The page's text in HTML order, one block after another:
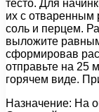
тесто. Для
их с отваренным
соль и перцем.
выложите
сформировав
отправьте на 25
горячем виде.
Назначение: На